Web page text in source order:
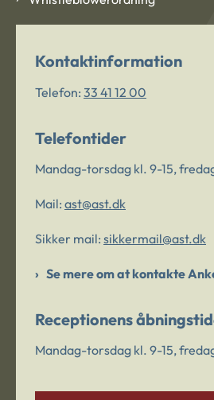
Kontaktinformation
Telefon: 33 41 12 00
Telefontider
Mandag-torsdag kl. 9-15,
Mail: ast@ast.dk
Sikker mail: sikkermail@ast.dk
Se mere om at kontakte
Receptionens
Mandag-torsdag kl. 9-15,